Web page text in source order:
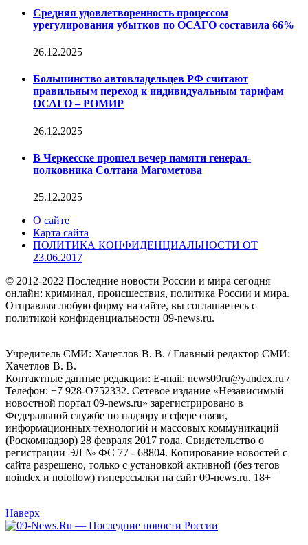
Средняя удовлетворенность процессом
урегулирования убытков по ОСАГО составила 66%
26.12.2025
Большинство автовладельцев РФ считают
правильным переход к индивидуальным тарифам
ОСАГО – РОМИР
26.12.2025
В Черкесске прошел вечер памяти генерал-
полковника Солтана Магометова
25.12.2025
О сайте
Карта сайта
ПОЛИТИКА КОНФИДЕНЦИАЛЬНОСТИ ОТ
23.06.2017
© 2012-2022 Последние новости России и мира сегодня
онлайн: криминал, происшествия, политика России и мира.
Отправляя любую форму на сайте, вы соглашаетесь с
политикой конфиденциальности 09-news.ru.
Учредитель СМИ: Хaчeтлoв B. B. / Главный редактор СМИ:
Хaчeтлoв B. B.
Контактные данные редакции: E-mail: news09ru@yandex.ru /
Телефон: +7 928-O752332. Сетевое издание «Независимый
новостной портал 09-news.ru» зарегистрировано в
Федеральной службе по надзору в сфере связи,
информационных технологий и массовых коммуникаций
(Роскомнадзор) 28 февраля 2017 года. Свидетельство о
регистрации ЭЛ № ФС 77 - 68804. Копирование новостей с
сайта разрешено, только с установкой активной (без тегов
noindex и nofollow) гиперссылки на сайт 09-news.ru. 18+
Наверх